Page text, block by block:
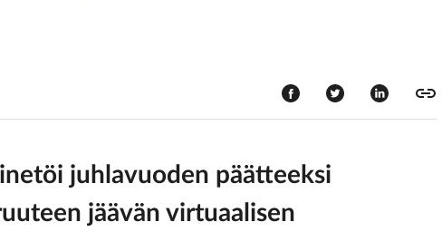
juhlavuoden päätteeksi
jäävän virtuaalisen